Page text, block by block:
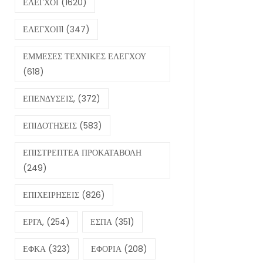
ΕΛΕΓΧΟΙ (1620)
ΕΛΕΓΧΟΙ11 (347)
ΕΜΜΕΣΕΣ ΤΕΧΝΙΚΕΣ ΕΛΕΓΧΟΥ
(618)
ΕΠΕΝΔΥΣΕΙΣ, (372)
ΕΠΙΔΟΤΗΣΕΙΣ (583)
ΕΠΙΣΤΡΕΠΤΕΑ ΠΡΟΚΑΤΑΒΟΛΗ
(249)
ΕΠΙΧΕΙΡΗΣΕΙΣ (826)
ΕΡΓΑ, (254) ΕΣΠΑ (351)
ΕΦΚΑ (323) ΕΦΟΡΙΑ (208)